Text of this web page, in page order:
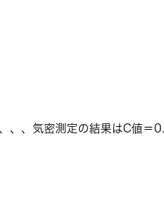
、、気密測定の結果はC値＝